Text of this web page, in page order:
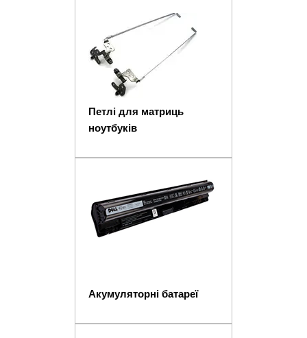
Петлі для матриць
ноутбуків
Акумуляторні батареї